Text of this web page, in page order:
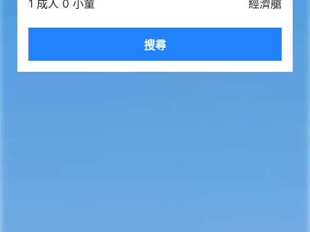
1 成人 0 小童 經濟艙
搜尋